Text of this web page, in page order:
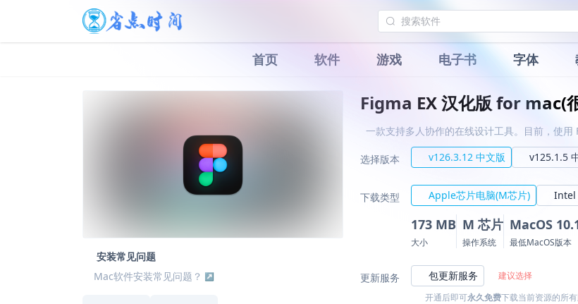
首页 软件 游戏 电子书 字体
安装常见问题
Mac软件安装常见问题？
Figma EX 汉化版 for mac(
一款支持多人协作的在线设计工具。目前，使
选择版本 v126.3.12 中文版 v125.1.5
下载类型 Apple芯片电脑(M芯片) Intel
173 MB
大小
M 芯片
操作系统
MacOS
最低MacOS版本
更新服务 包更新服务
建议选择
开通后即可永久免费下载当前资源的所有